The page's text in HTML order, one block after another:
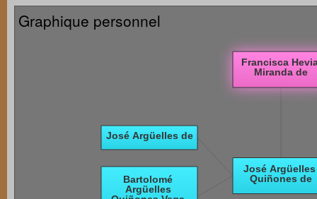
Graphique personnel